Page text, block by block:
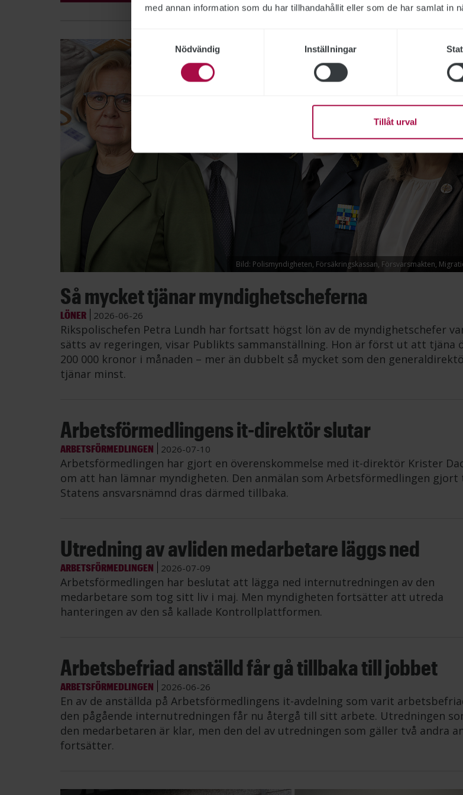
med annan information som du har tillhandahållit eller som de har samlat in
Nödvändig
Inställningar
Tillåt urval
Bild: Polismyndigheten, Försäkringskassan, Försvarsmakten,
Så mycket tjänar myndighetscheferna
LÖNER 2026-06-26
Rikspolischefen Petra Lundh har fortsatt högst lön av de myndighetschefer
sätts av regeringen, visar Publikts sammanställning. Hon är först ut att tjäna
200 000 kronor i månaden – mer än dubbelt så mycket som den
tjänar minst.
Arbetsförmedlingens it-direktör slutar
ARBETSFÖRMEDLINGEN 2026-07-10
Arbetsförmedlingen har gjort en överenskommelse med it-direktör Krister
om att han lämnar myndigheten. Den anmälan som Arbetsförmedlingen gjort
Statens ansvarsnämnd dras därmed tillbaka.
Utredning av avliden medarbetare läggs ned
ARBETSFÖRMEDLINGEN 2026-07-09
Arbetsförmedlingen har beslutat att lägga ned internutredningen av den
medarbetare som tog sitt liv i maj. Men myndigheten fortsätter att utreda
hanteringen av den så kallade Kontrollplattformen.
Arbetsbefriad anställd får gå tillbaka till jobbet
ARBETSFÖRMEDLINGEN 2026-06-26
En av de anställda på Arbetsförmedlingens it-avdelning som varit
den pågående internutredningen får nu återgå till sitt arbete. Utredningen
den medarbetaren är klar, men den del av utredningen som gäller två andra
fortsätter.